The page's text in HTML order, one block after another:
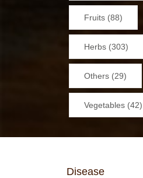
Fruits (88)
Herbs (303)
Others (29)
Vegetables (42)
Disease